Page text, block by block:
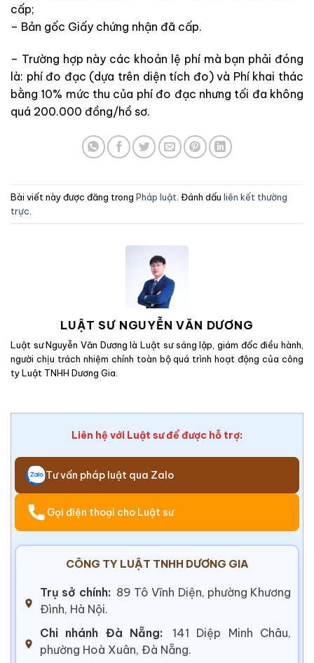
cấp;
– Bản gốc Giấy chứng nhận đã cấp.
– Trường hợp này các khoản lệ phí mà bạn phải đóng
là: phí đo đạc (dựa trên diện tích đo) và Phí khai thác
bằng 10% mức thu của phí đo đạc nhưng tối đa không
quá 200.000 đồng/hồ sơ.
Bài viết này được đăng trong Pháp luật . Đánh dấu liên kết thường
trực
LUẬT SƯ NGUYỄN VĂN DƯƠNG
Luật sư Nguyễn Văn Dương là Luật sư sáng lập, giám đốc điều hành,
người chịu trách nhiệm chính toàn bộ quá trình hoạt động của công
ty Luật TNHH Dương Gia.
Liên hệ với Luật sư để được hỗ trợ:
Tư vấn pháp luật qua Zalo
Gọi điện thoại cho Luật sư
CÔNG TY LUẬT TNHH DƯƠNG GIA
Trụ sở chính: 89 Tô Vĩnh Diện, phường Khương
Đình, Hà Nội.
Chi nhánh Đà Nẵng:
141 Diệp Minh Châu,
phường Hoà Xuân, Đà Nẵng.